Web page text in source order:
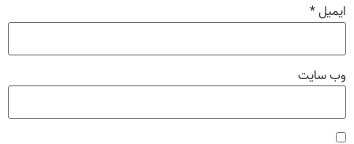
ایمیل*
وب‌ سایت